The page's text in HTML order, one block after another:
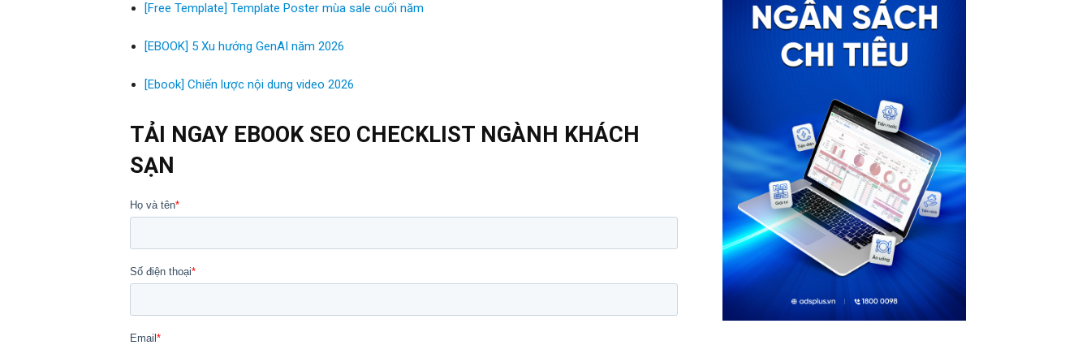
[Free Template] Template Poster mùa sale cuối năm
[EBOOK] 5 Xu hướng GenAI năm 2026
[Ebook] Chiến lược nội dung video 2026
TẢI NGAY EBOOK SEO CHECKLIST NGÀNH KHÁCH
SẠN